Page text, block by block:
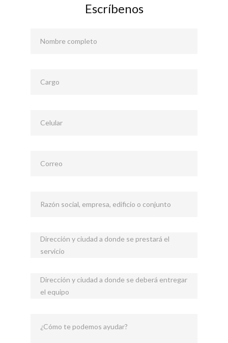
Escríbenos
Nombre completo
Cargo
Celular
Correo
Razón social, empresa, edificio o conjunto
Dirección y ciudad a donde se prestará el
servicio
Dirección y ciudad a donde se deberá entregar
el equipo
¿Cómo te podemos ayudar?